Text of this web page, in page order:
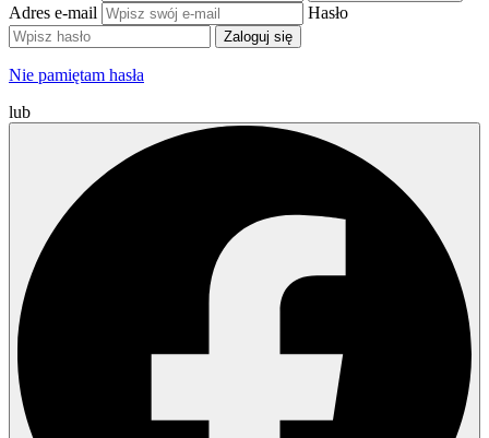
Adres e-mail Hasło
Zaloguj się
Nie pamiętam hasła
lub